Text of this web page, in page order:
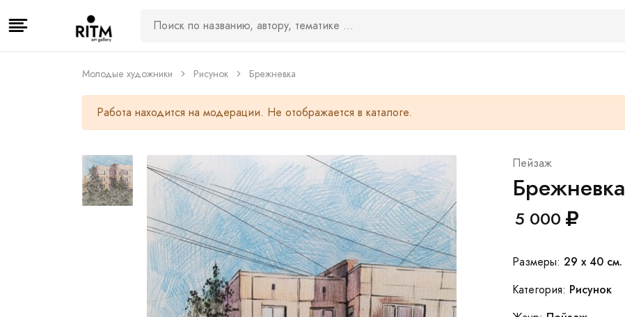
Молодые художники Рисунок Брежневка
Работа находится на модерации. Не отображается в каталоге.
Пейзаж
Брежневка
5 000
Размеры: 29 x 40 см.
Категория: Рисунок